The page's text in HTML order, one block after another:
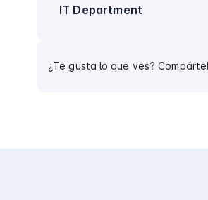
IT Department
¿Te gusta lo que ves?